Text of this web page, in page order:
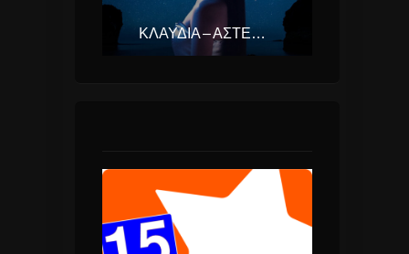
ΚΛΑΥΔΊΑ – ΑΣΤΕΡΟΜΆΤΑ (EUROVISION ΕΛΛΆΔΑ 2025)